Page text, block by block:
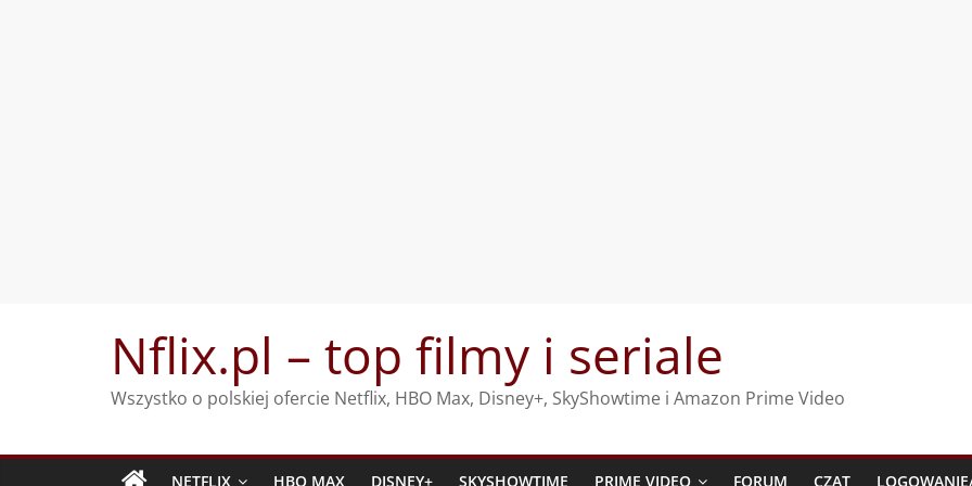
Nflix.pl – top filmy i seriale
Wszystko o polskiej ofercie Netflix, HBO Max, Disney+, SkyShowtime i Amazon Prime Video
NETFLIX HBO MAX DISNEY+ SKYSHOWTIME PRIME VIDEO FORUM CZAT